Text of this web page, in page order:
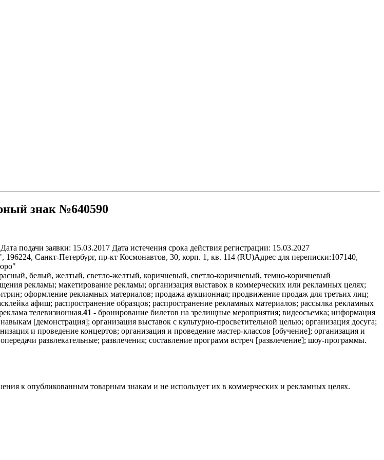
знак №640590
Дата подачи заявки: 15.03.2017 Дата истечения срока действия регистрации: 15.03.2027
Санкт-Петербург, пр-кт Космонавтов, 30, корп. 1, кв. 114 (RU)Адрес для переписки:107140,
белый, желтый, светло-желтый, коричневый, светло-коричневый, темно-коричневый
рекламы; макетирование рекламы; организация выставок в коммерческих или рекламных целях;
оформление рекламных материалов; продажа аукционная; продвижение продаж для третьих лиц;
афиш; распространение образцов; распространение рекламных материалов; рассылка рекламных
телевизионная.41 - бронирование билетов на зрелищные мероприятия; видеосъемка; информация
[демонстрация]; организация выставок с культурно-просветительной целью; организация досуга;
и проведение концертов; организация и проведение мастер-классов [обучение]; организация и
развлекательные; развлечения; составление программ встреч [развлечение]; шоу-программы.
к опубликованным товарным знакам и не использует их в коммерческих и рекламных целях.